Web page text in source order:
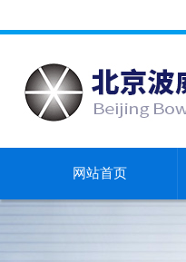
网站首页